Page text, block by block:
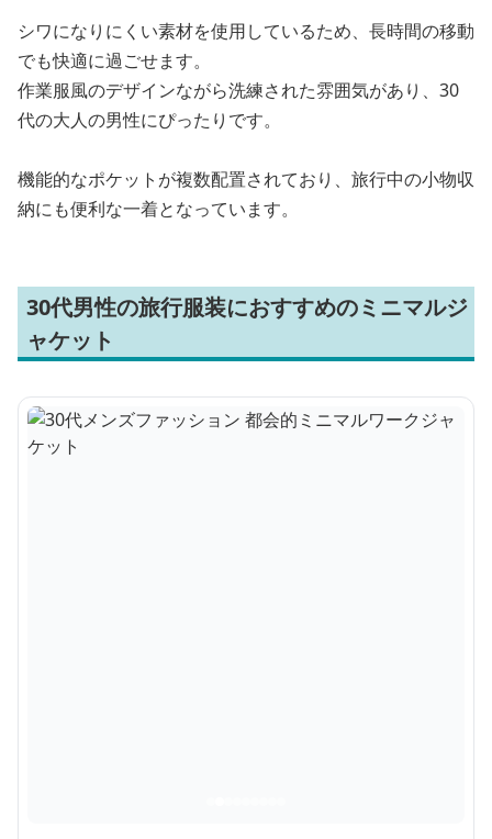
シワになりにくい素材を使用しているため、長時間の移動
でも快適に過ごせます。
作業服風のデザインながら洗練された雰囲気があり、30
代の大人の男性にぴったりです。
機能的なポケットが複数配置されており、旅行中の小物収
納にも便利な一着となっています。
30代男性の旅行服装におすすめのミニマルジ
ャケット